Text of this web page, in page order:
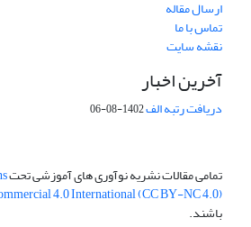
ارسال مقاله
تماس با ما
نقشه سایت
آخرین اخبار
دریافت رتبه الف1402-08-06
تمامی مقالات نشریه نوآوری های آموزشی تحت
4.0 International (CC BY-NC 4.0)
باشند.